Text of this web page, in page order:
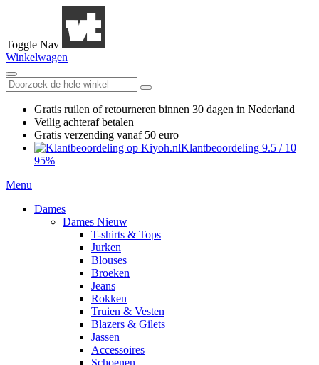
Toggle Nav
Winkelwagen
Gratis ruilen of retourneren binnen 30 dagen in Nederland
Veilig achteraf betalen
Gratis verzending vanaf 50 euro
Klantbeoordeling 9.5 / 10
95%
Menu
Dames
Dames Nieuw
T-shirts & Tops
Jurken
Blouses
Broeken
Jeans
Rokken
Truien & Vesten
Blazers & Gilets
Jassen
Accessoires
Schoenen